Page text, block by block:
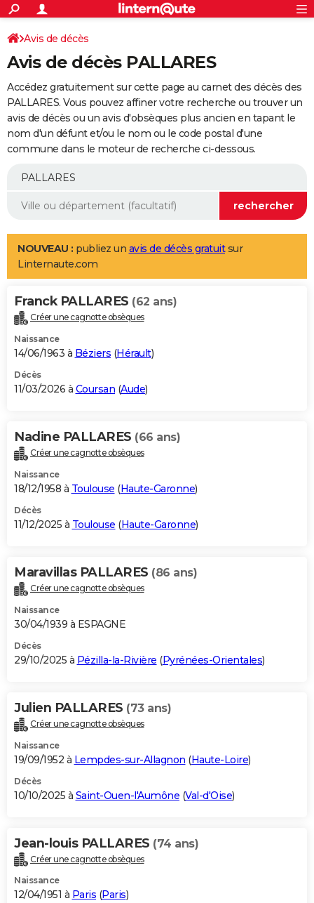
ACTUALITÉS
Politique
Société
Faits Divers
Education
Monde
Villes
+
SPORT
Coupe du monde 2026
Football
Tennis
Cyclisme
Rugby
Forum
Programme TV
TNT
Streaming
Cinéma
Sorties cinéma
Musique
+
FINANCE
Retraite
Epargne
Immobilier
Risques naturels par ville
Banque
Assurance
AUTO
Essais
Réserver un essai
Citadines
Berlines
SUV
Forum auto
+
Mobiles
Meilleur smartphone
Internet
Ordinateurs
Jeux vidéo
Guide high-tech
Aménagement intérieur
LIFESTYLE
Art de vivre
Bien-être
Loisirs
Mode
Modes de vie
Alimentation
Guide de la santé
Maladies
Médicaments
Sommeil
VOYAGE
Destinations
City break
Voyage nature
Voyage de noces
Forum
Climat
+PHOTO
GUIDES D'ACHAT
BONS PLANS
Carte de Noël
Carte Bonne année
Carte Saint-Valentin
Carte Pâques
Carte d'anniversaire
DICTIONNAIRE
Dictionnaire
Biographies
Citations
Expressions
Proverbes
PROGRAMME TV
S'inscrire
Se connecter
Lycées
Collèges
Primaires
Universités
Entreprises
Service militaire
Avis de recherche
AVIS DE DÉCÈS
Bricolage
Lifestyle
Culture
Sport
Auto
Television
Voyage
Cinema
Avis de décès
Avis de décès PALLARES
Accédez gratuitement sur cette page au carnet des décès des
PALLARES. Vous pouvez affiner votre recherche ou trouver un
avis de décès ou un avis d'obsèques plus ancien en tapant le
nom d'un défunt et/ou le nom ou le code postal d'une
commune dans le moteur de recherche ci-dessous.
NOUVEAU : publiez un avis de décès gratuitsur
Linternaute.com
Franck PALLARES (62 ans)
Créer une cagnotte obsèques
Naissance
14/06/1963 à Béziers (Hérault)
Décès
11/03/2026 à Coursan (Aude)
Nadine PALLARES (66 ans)
Créer une cagnotte obsèques
Naissance
18/12/1958 à Toulouse (Haute-Garonne)
Décès
11/12/2025 à Toulouse (Haute-Garonne)
Maravillas PALLARES (86 ans)
Créer une cagnotte obsèques
Naissance
30/04/1939 à ESPAGNE
Décès
29/10/2025 à Pézilla-la-Rivière (Pyrénées-Orientales)
Julien PALLARES (73 ans)
Créer une cagnotte obsèques
Naissance
19/09/1952 à Lempdes-sur-Allagnon (Haute-Loire)
Décès
10/10/2025 à Saint-Ouen-l'Aumône (Val-d'Oise)
Jean-louis PALLARES (74 ans)
Créer une cagnotte obsèques
Naissance
12/04/1951 à Paris (Paris)